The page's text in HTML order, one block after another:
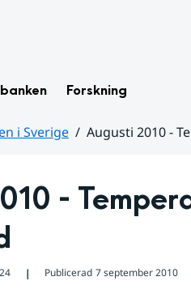
Forskning
i Sverige
Augusti 2010 -
-
❘ Publicerad 7 september 2010